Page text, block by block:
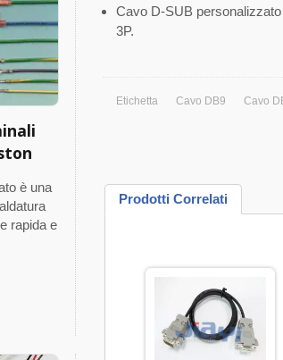
è una
rapida e
Cavo D-SUB
3P.
Etichetta Cavo DB9 Cavo
Prodotti Correlati